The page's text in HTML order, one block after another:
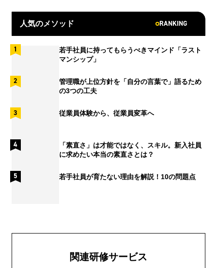
人気のメソッド RANKING
若手社員に持ってもらうべきマインド「ラスト
マンシップ」
管理職が上位方針を「自分の言葉で」語るため
の3つの工夫
従業員体験から、従業員変革へ
「素直さ」は才能ではなく、スキル。新入社員
に求めたい本当の素直さとは？
若手社員が育たない理由を解説！10の問題点
関連研修サービス